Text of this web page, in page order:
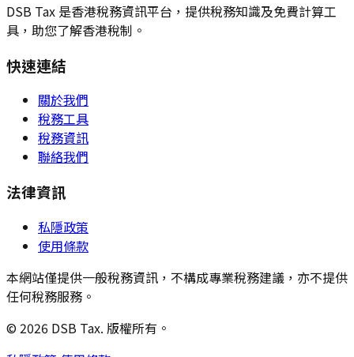
DSB Tax 是香港稅務資訊平台，提供稅務知識及免費計算工
具，助您了解香港稅制。
快速連結
關於我們
稅務工具
稅務資訊
聯絡我們
法律資訊
私隱政策
使用條款
本網站僅提供一般稅務資訊，不構成專業稅務建議，亦不提供
任何稅務服務。
© 2026 DSB Tax. 版權所有。